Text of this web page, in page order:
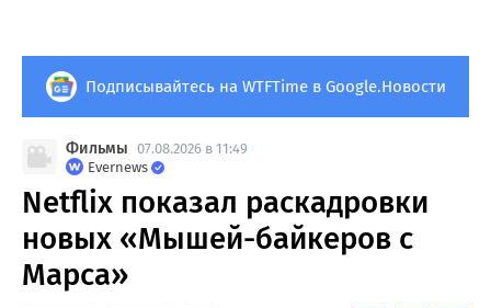
Подписывайтесь на WTFTime в Google.Новости
Фильмы 07.08.2026 в 11:49
Evernews
Netflix показал раскадровки
новых «Мышей-байкеров с
Марса»